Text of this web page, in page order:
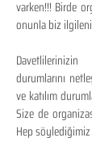
varken!!! Birde
onunla biz
durumlarını
ve katılım
Size de
Hep